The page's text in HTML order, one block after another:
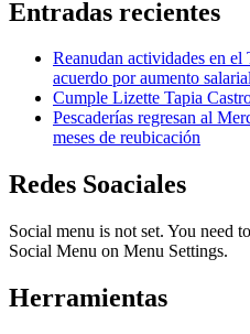
Entradas recientes
Reanudan actividades en
acuerdo por aumento
Cumple Lizette Tapia
Pescaderías regresan al
meses de reubicación
Redes Soaciales
Social menu is not set. You need
Social Menu on Menu Settings.
Herramientas